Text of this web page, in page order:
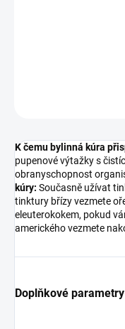
K čemu bylinná kúra
pupenové výtažky s
obranyschopnost
kúry: Současně užívat
tinktury břízy vezmete
eleuterokokem, pokud
amerického vezmete
Doplňkové parametry